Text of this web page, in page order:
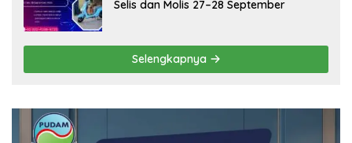
Selis dan Molis 27–28 September
Selengkapnya